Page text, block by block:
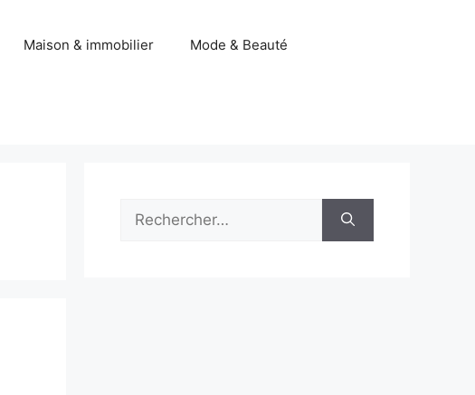
Maison & immobilier Mode & Beauté
Rechercher :